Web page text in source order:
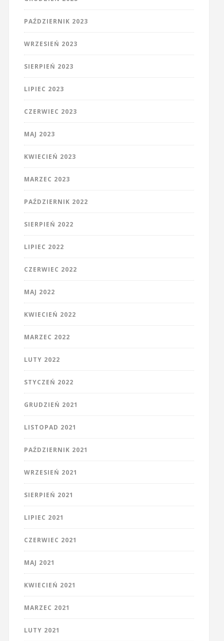
PAŹDZIERNIK 2023
WRZESIEŃ 2023
SIERPIEŃ 2023
LIPIEC 2023
CZERWIEC 2023
MAJ 2023
KWIECIEŃ 2023
MARZEC 2023
PAŹDZIERNIK 2022
SIERPIEŃ 2022
LIPIEC 2022
CZERWIEC 2022
MAJ 2022
KWIECIEŃ 2022
MARZEC 2022
LUTY 2022
STYCZEŃ 2022
GRUDZIEŃ 2021
LISTOPAD 2021
PAŹDZIERNIK 2021
WRZESIEŃ 2021
SIERPIEŃ 2021
LIPIEC 2021
CZERWIEC 2021
MAJ 2021
KWIECIEŃ 2021
MARZEC 2021
LUTY 2021